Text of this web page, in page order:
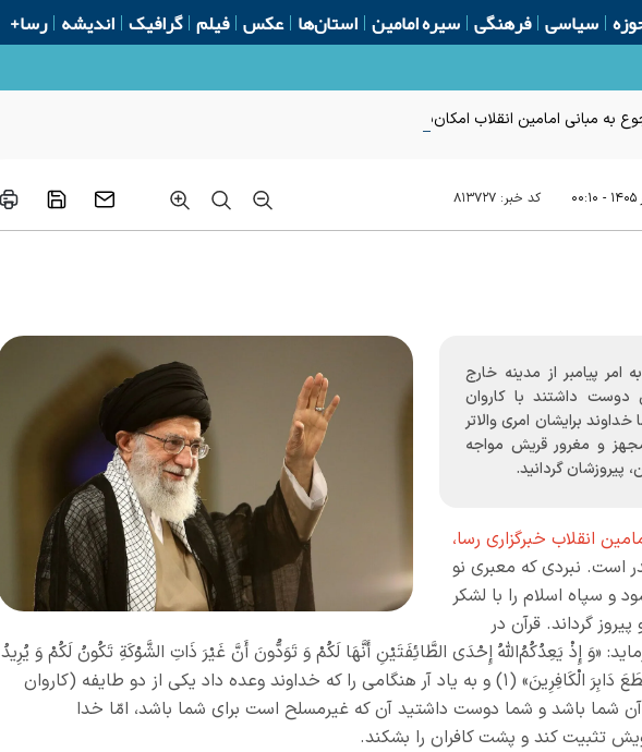
سیاسی فرهنگی سیره امامین استان‌ها عکس فیلم گرافیک اندیشه رسا+
به مبانی امامین انقلاب امکان‌پذیر نیست
کد خبر: ۸۱۳۷۲۷
امر پیامبر از مدینه خارج
دوست داشتند با کاروان
برایشان امری والاتر
و مغرور قریش مواجه
گردانید.
انقلاب خبرگزاری رسا،
است. نبردی که معبری نو
و سپاه اسلام را با لشکر
گرداند. قرآن در
«وَ إِذْ یَعِدُکُمُ‌اللهُ إِحْدَى الطَّائِفَتَیْنِ أَنَّهَا لَکُمْ وَ تَوَدُّونَ أَنَّ غَیْرَ ذَاتِ الشَّوْکَةِ تَکُونُ لَکُمْ وَ یُرِیدُ
اللهُ أَنْ یُحِقَّ الْحَقَّ بِکَلِمَاتِهِ وَ یَقْطَعَ دَابِرَ الْکَافِرِینَ» (۱) و به یاد آر هنگامى را که خداوند وعده داد یکى از دو طایفه (کاروان
شما باشد و شما دوست داشتید آن که غیرمسلح است براى شما باشد، امّا خدا
تثبیت کند و پشت کافران را بشکند.